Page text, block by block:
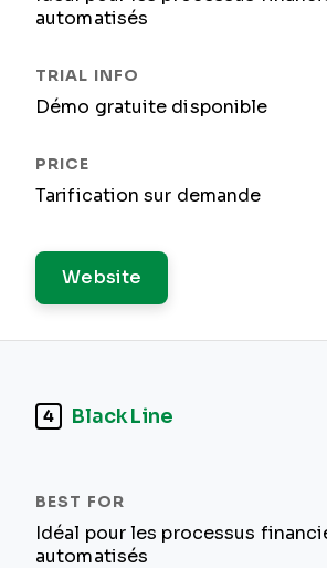
automatisés
Démo gratuite disponible
Tarification sur demande
Website
4 BlackLine
Idéal pour les processus
automatisés